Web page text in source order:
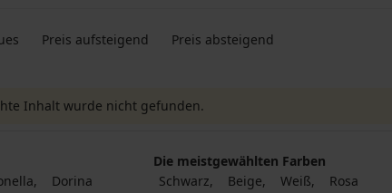
Preis aufsteigend Preis absteigend
Inhalt wurde nicht gefunden.
Dorina
Die meistgewählten Farben
Schwarz
Beige Weiß Rosa